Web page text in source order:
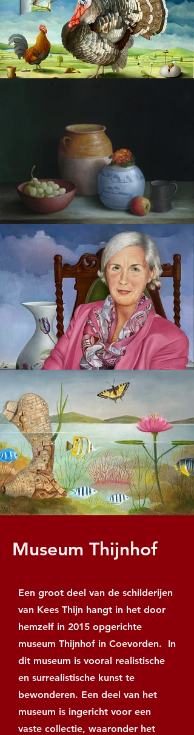
Museum Thijnhof
Een groot deel van de schilderijen
van Kees Thijn hangt in het door
hemzelf in 2015 opgerichte
museum Thijnhof in Coevorden. In
dit museum is vooral realistische
en surrealistische kunst te
bewonderen. Een deel van het
museum is ingericht voor een
vaste collectie, waaronder het